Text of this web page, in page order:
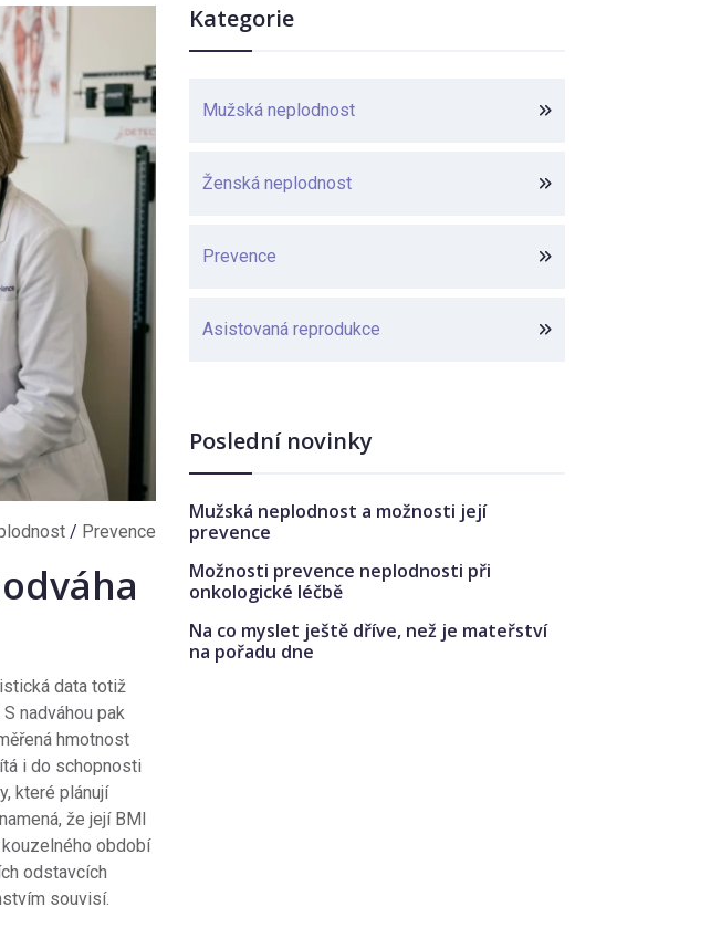
/ Prevence
data totiž
nadváhou pak
hmotnost
i do schopnosti
které plánují
že její BMI
období
odstavcích
souvisí.
Kategorie
Mužská neplodnost
Ženská neplodnost
Prevence
Asistovaná reprodukce
Poslední novinky
Mužská neplodnost a možnosti její
prevence
Možnosti prevence neplodnosti při
onkologické léčbě
Na co myslet ještě dříve, než je mateřství
na pořadu dne